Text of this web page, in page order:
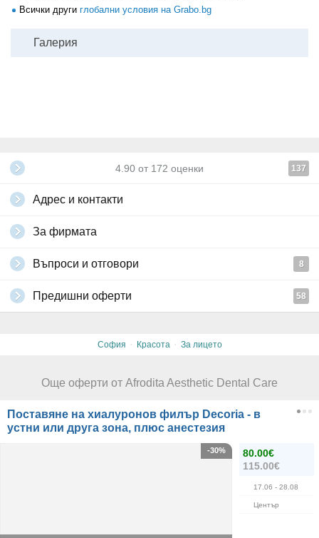
Всички други глобални условия на Grabo.bg
Галерия
4.90 от 172 оценки 137
Адрес и контакти
За фирмата
Въпроси и отговори 8
Предишни оферти 58
София · Красота · За лицето
Още оферти от Afrodita Aesthetic Dental Care
Поставяне на хиалуронов филър Decoria - в
устни или друга зона, плюс анестезия
80.00€
115.00€
17.06 - 28.08
Център
-30%